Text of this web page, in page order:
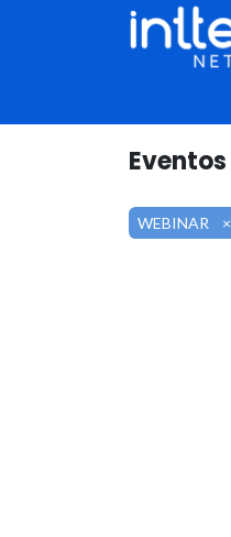
Eventos
WEBINAR ×